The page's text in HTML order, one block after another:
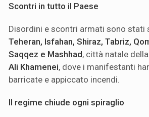
Scontri in tutto il Paese
Disordini e scontri armati sono stati
Teheran, Isfahan, Shiraz, Tabriz,
Saqqez e Mashhad, città natale
Ali Khamenei, dove i manifestanti
barricate e appiccato incendi.
Il regime chiude ogni spiraglio